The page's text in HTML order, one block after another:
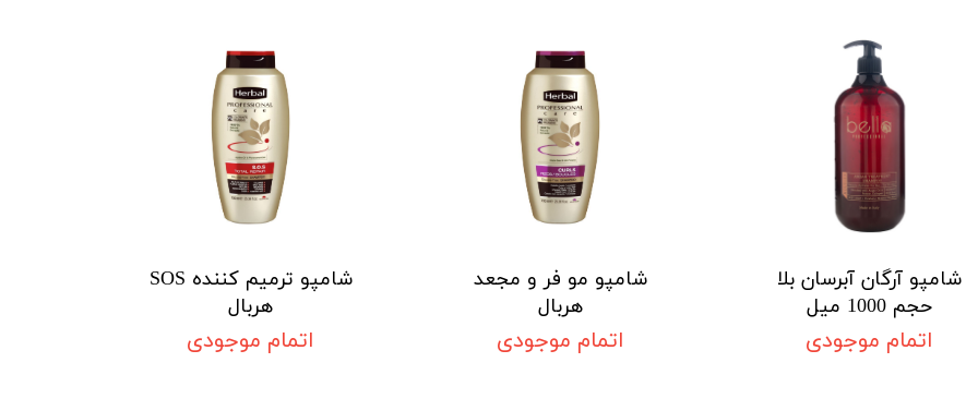
شامپو آرگان آبرسان بلا
حجم 1000 میل
اتمام موجودی
شامپو مو فر و مجعد
هربال
اتمام موجودی
شامپو ترمیم کننده SOS
هربال
اتمام موجودی